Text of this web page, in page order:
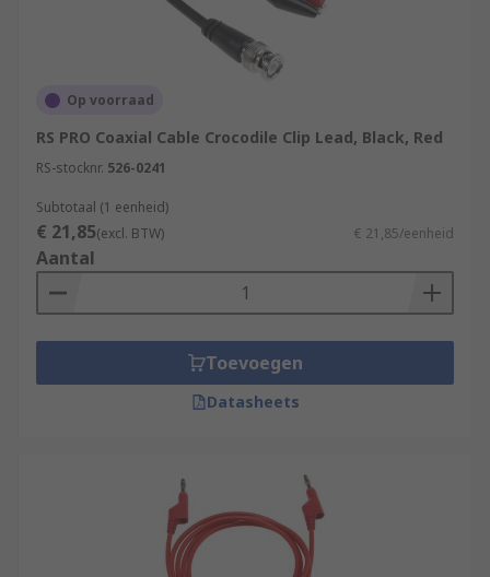
Op voorraad
RS PRO Coaxial Cable Crocodile Clip Lead, Black, Red
RS-stocknr. 526-0241
Subtotaal (1 eenheid)
€ 21,85(excl. BTW) € 21,85/eenheid
Aantal
Toevoegen
Datasheets